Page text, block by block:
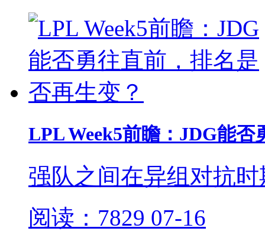
LPL Week5前瞻：JDG能
强队之间在异组对抗
阅读：7829 07-16